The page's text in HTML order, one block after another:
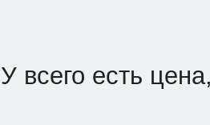
У всего есть